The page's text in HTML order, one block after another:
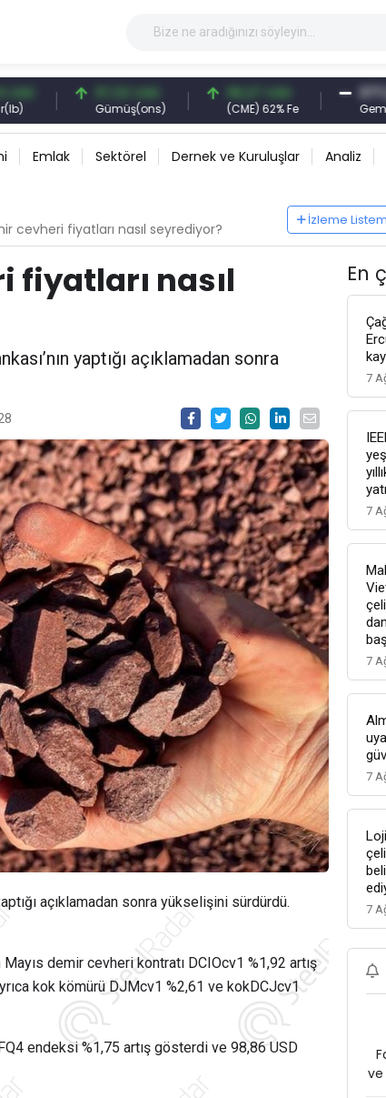
97,32 USD
Gümüş(ons)
96,27 USD
(CME) 62% Fe
377,25
Gemi
Emlak Sektörel Dernek ve Kuruluşlar Analiz
cevheri fiyatları nasıl seyrediyor?
İzleme
fiyatları nasıl
yaptığı açıklamadan sonra
açıklamadan sonra yükselişini sürdürdü.
demir cevheri kontratı DCIOcv1 %1,92 artış
kok kömürü DJMcv1 %2,61 ve kokDCJcv1
endeksi %1,75 artış gösterdi ve 98,86 USD
En
7
7
7
7
7
ve